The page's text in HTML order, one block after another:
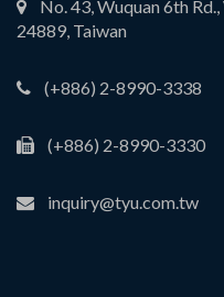
No. 43, Wuquan 6th
24889, Taiwan
(+886) 2-8990-3338
(+886) 2-8990-3330
inquiry@tyu.com.tw